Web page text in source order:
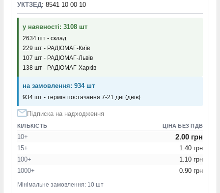
УКТЗЕД: 8541 10 00 10
у наявності: 3108 шт
2634 шт - склад
229 шт - РАДІОМАГ-Київ
107 шт - РАДІОМАГ-Львів
138 шт - РАДІОМАГ-Харків
на замовлення: 934 шт
934 шт - термін постачання 7-21 дні (днів)
Підписка на надходження
КІЛЬКІСТЬ ЦІНА БЕЗ ПДВ
10+ 2.00 грн
15+
1.40 грн
100+
1.10 грн
1000+
0.90 грн
Мінімальне замовлення: 10 шт